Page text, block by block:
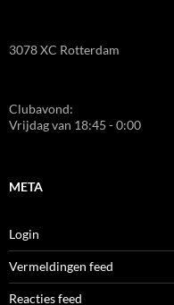
3078 XC Rotterdam
Clubavond:
Vrijdag van 18:45 - 0:00
META
Login
Vermeldingen feed
Reacties feed